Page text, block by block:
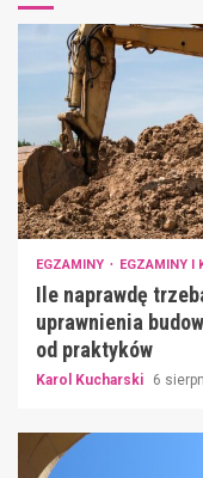
EGZAMINY EGZAMINY I
Ile naprawdę
uprawnienia
od praktyków
Karol Kucharski 6